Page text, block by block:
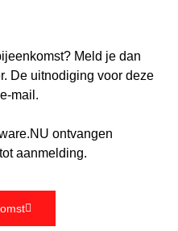
Meld je dan
De uitnodiging voor deze
mail.
ontvangen
aanmelding.